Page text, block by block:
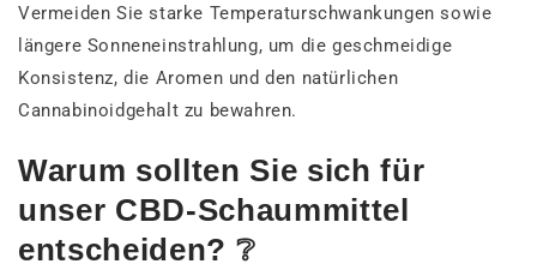
Vermeiden Sie starke Temperaturschwankungen sowie
längere Sonneneinstrahlung, um die geschmeidige
Konsistenz, die Aromen und den natürlichen
Cannabinoidgehalt zu bewahren.
Warum sollten Sie sich für
unser CBD-Schaummittel
entscheiden? ❔